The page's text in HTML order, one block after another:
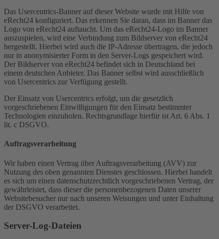
Das Usercentrics-Banner auf dieser Website wurde mit Hilfe von
eRecht24 konfiguriert. Das erkennen Sie daran, dass im Banner das
Logo von eRecht24 auftaucht. Um das eRecht24-Logo im Banner
auszuspielen, wird eine Verbindung zum Bildserver von eRecht24
hergestellt. Hierbei wird auch die IP-Adresse übertragen, die jedoch
nur in anonymisierter Form in den Server-Logs gespeichert wird.
Der Bildserver von eRecht24 befindet sich in Deutschland bei
einem deutschen Anbieter. Das Banner selbst wird ausschließlich
von Usercentrics zur Verfügung gestellt.
Der Einsatz von Usercentrics erfolgt, um die gesetzlich
vorgeschriebenen Einwilligungen für den Einsatz bestimmter
Technologien einzuholen. Rechtsgrundlage hierfür ist Art. 6 Abs. 1
lit. c DSGVO.
Auftragsverarbeitung
Wir haben einen Vertrag über Auftragsverarbeitung (AVV) zur
Nutzung des oben genannten Dienstes geschlossen. Hierbei handelt
es sich um einen datenschutzrechtlich vorgeschriebenen Vertrag, der
gewährleistet, dass dieser die personenbezogenen Daten unserer
Websitebesucher nur nach unseren Weisungen und unter Einhaltung
der DSGVO verarbeitet.
Server-Log-Dateien